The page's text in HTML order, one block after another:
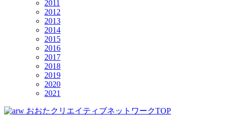
2011
2012
2013
2014
2015
2016
2017
2018
2019
2020
2021
おおたクリエイティブネットワークTOP